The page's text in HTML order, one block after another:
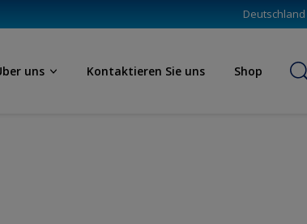
Deutschland
uns Kontaktieren Sie uns Shop